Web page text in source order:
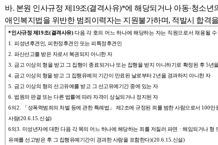
바. 본원 인사규정 제19조(결격사유)*에 해당되거나 아동·청소
애인복지법을 위반한 범죄이력자는 지원불가하며, 적발시 합격
*인사규정 제 19조(결격사유) 다음 각 호의 어느 하나에 해당하는 자는 직원으로서 채용될 수
1. 피성년후견인
피한정후견인 또는 피특정후견인
2. 파산선고를 받은 자로서 복권되지 아니한 자
3. 금고 이상의 형을 받고 그 집행이 종료되거나 또는 집행을 받지 아니하기로 확정된 후5년
4. 금고 이상의 형을 받고 그 집행유예의 기간이 만료된 날로부터 2년을 경과하지 아니한 자
5. 금고 이상의 형의 선고유예를 받고 그 선고유예기간 중에 있는 자
6. 법원의 판결 또는 다른 법률에 따라 자격이 상실되거나 정지된 자
6의 2. 「 성폭력범죄의 처벌 등에 관한 특례법 」 제 2조에 규정된 죄를 범한 사람으로서 100만
사람(20.6.15. 신설)
6의 3.
미성년자에 대한 다음 각 목의 어느 하나에 해당하는 죄를 저질러 파면ㆍ해임되거나
유예를 선고받은 후 그 집행유예기간이 경과한 사람을 포함한다)(20.6.15. 신설)